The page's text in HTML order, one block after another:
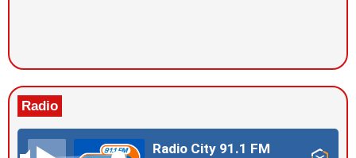
Radio
Radio City 91.1 FM